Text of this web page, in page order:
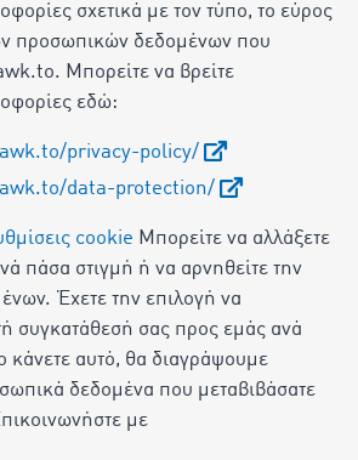
σχετικά με τον τύπο, το εύρος
προσωπικών δεδομένων που
Μπορείτε να βρείτε
εδώ:
privacy-policy/
data-protection/
cookie Μπορείτε να αλλάξετε
πάσα στιγμή ή να αρνηθείτε την
Έχετε την επιλογή να
συγκατάθεσή σας προς εμάς ανά
κάνετε αυτό, θα διαγράψουμε
δεδομένα που μεταβιβάσατε
με